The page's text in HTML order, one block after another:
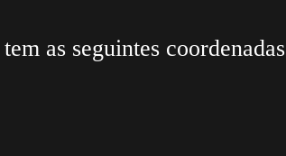
as seguintes